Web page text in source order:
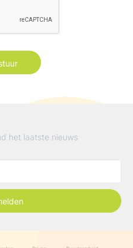
het laatste nieuws